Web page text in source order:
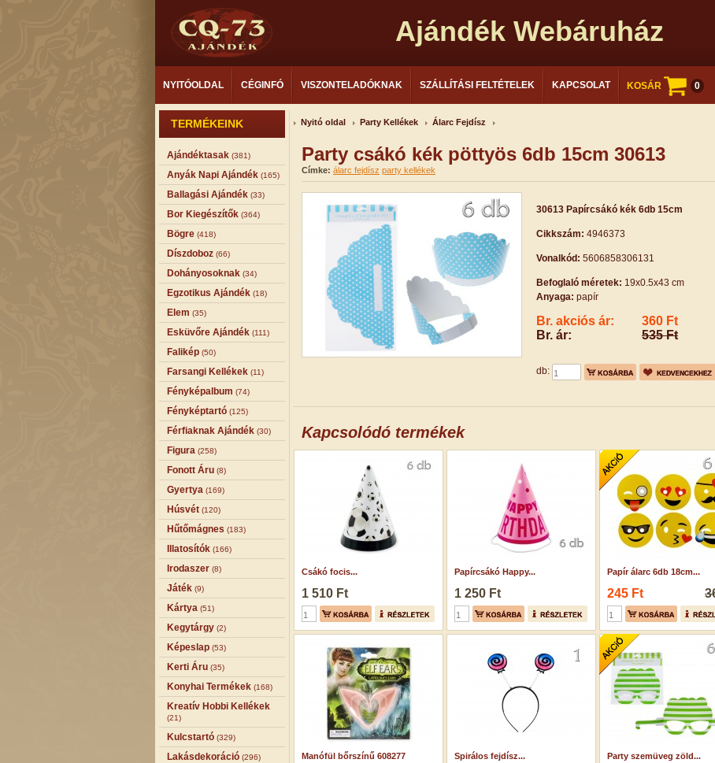
Ajándék Webáruház
NYITÓOLDAL CÉGINFÓ VISZONTELADÓKNAK SZÁLLÍTÁSI FELTÉTELEK KAPCSOLAT KOSÁR 0
TERMÉKEINK
Ajándéktasak (381)
Anyák Napi Ajándék (165)
Ballagási Ajándék (33)
Bor Kiegészítők (364)
Bögre (418)
Díszdoboz (66)
Dohányosoknak (34)
Egzotikus Ajándék (18)
Elem (35)
Esküvőre Ajándék (111)
Falikép (50)
Farsangi Kellékek (11)
Fényképalbum (74)
Fényképtartó (125)
Férfiaknak Ajándék (30)
Figura (258)
Fonott Áru (8)
Gyertya (169)
Húsvét (120)
Hűtőmágnes (183)
Illatosítók (166)
Irodaszer (8)
Játék (9)
Kártya (51)
Kegytárgy (2)
Képeslap (53)
Kerti Áru (35)
Konyhai Termékek (168)
Kreatív Hobbi Kellékek
(21)
Kulcstartó (329)
Lakásdekoráció (296)
Nyitó oldal Party Kellékek Álarc Fejdísz
Party csákó kék pöttyös 6db 15cm 30613
Címke: álarc fejdísz party kellékek
30613 Papírcsákó kék 6db 15cm
Cikkszám: 4946373
Vonalkód: 5606858306131
Befoglaló méretek: 19x0.5x43 cm
Anyaga: papír
Br. akciós ár:
360 Ft
Br. ár:
535 Ft
db:
Kapcsolódó termékek
Csákó focis...
1 510 Ft
Papírcsákó Happy...
1 250 Ft
Papír álarc 6db 18cm...
245 Ft
Manófül bőrszínű 608277 Spirálos fejdísz... Party szemüveg zöld...